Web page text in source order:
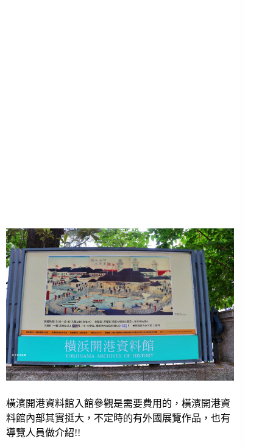
橫濱開港資料館入館參觀是需要費用的， 橫濱開港資
料館內部其實挺大，不定時的有外國展覽作品，也有
導覽人員做介紹!!